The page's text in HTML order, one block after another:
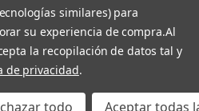
similares) para
su experiencia de compra.Al
la recopilación de datos tal y
de privacidad.
todo Aceptar todas